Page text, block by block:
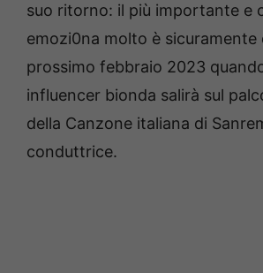
suo ritorno: il più importante e
emozi0na molto è sicuramente
prossimo febbraio 2023
influencer bionda salirà sul
della Canzone italiana di
conduttrice.